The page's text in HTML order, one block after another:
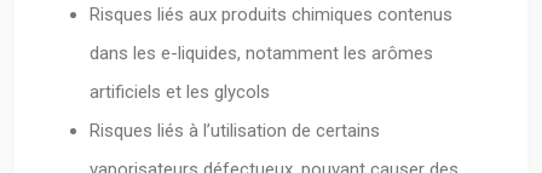
Risques liés aux produits chimiques contenus
dans les e-liquides, notamment les arômes
artificiels et les glycols
Risques liés à l’utilisation de certains